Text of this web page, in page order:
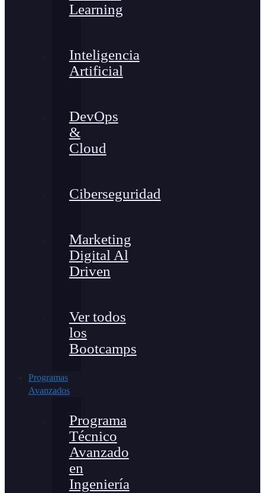
Learning
Inteligencia
Artificial
DevOps
&
Cloud
Ciberseguridad
Marketing
Digital Al
Driven
Ver todos
los
Bootcamps
Programas
Avanzados
Programa
Técnico
Avanzado
en
Ingeniería